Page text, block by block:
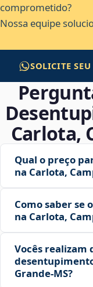
comprometido?
Nossa equipe
SOLICITE
Carlota,
Qual o preço
na Carlota,
Como saber se
na Carlota,
Vocês
Grande‑MS?